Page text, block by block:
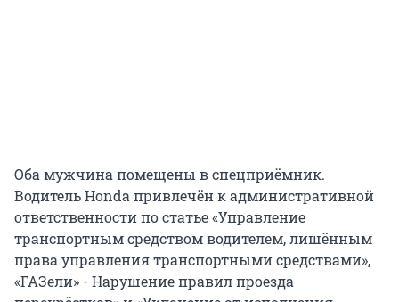
Оба мужчина помещены в спецприёмник.
Водитель Honda привлечён к административной
ответственности по статье «Управление
транспортным средством водителем, лишённым
права управления транспортными средствами»,
«ГАЗели» - Нарушение правил проезда